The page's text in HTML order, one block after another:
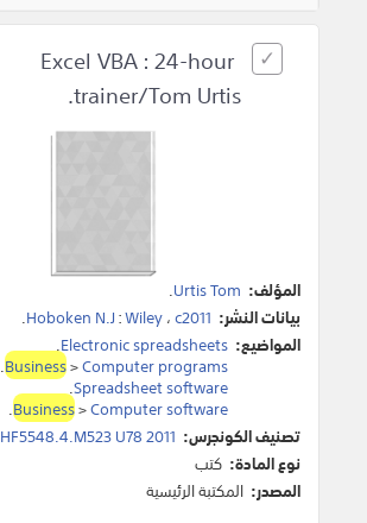
Excel VBA : 24-hour
trainer/Tom Urtis.
المؤلف: Urtis Tom
.
بيانات النشر:
Hoboken N.J:Wiley،c2011
.
المواضيع: Electronic spreadsheets
.
Business>Computer programs
.
Spreadsheet software
.
Business>Computer software
.
تصنيف الكونجرس: HF5548.4.M523 U78 2011
نوع المادة: كتب
المصدر: المكتبة الرئيسية